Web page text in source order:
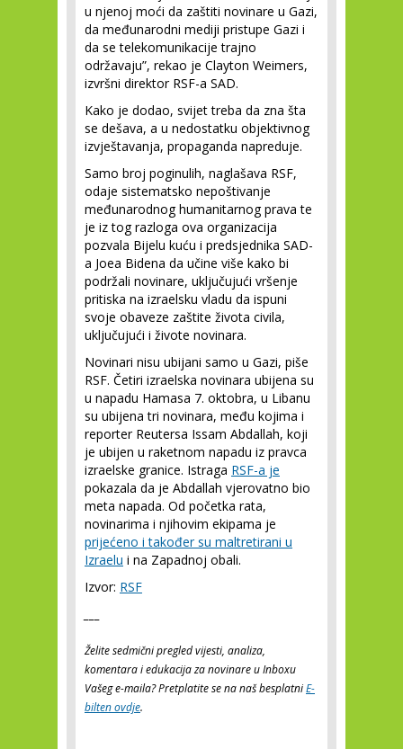
u njenoj moći da zaštiti novinare u Gazi,
da međunarodni mediji pristupe Gazi i
da se telekomunikacije trajno
održavaju”, rekao je Clayton Weimers,
izvršni direktor RSF-a SAD.
Kako je dodao, svijet treba da zna šta
se dešava, a u nedostatku objektivnog
izvještavanja, propaganda napreduje.
Samo broj poginulih, naglašava RSF,
odaje sistematsko nepoštivanje
međunarodnog humanitarnog prava te
je iz tog razloga ova organizacija
pozvala Bijelu kuću i predsjednika SAD-
a Joea Bidena da učine više kako bi
podržali novinare, uključujući vršenje
pritiska na izraelsku vladu da ispuni
svoje obaveze zaštite života civila,
uključujući i živote novinara.
Novinari nisu ubijani samo u Gazi, piše
RSF. Četiri izraelska novinara ubijena su
u napadu Hamasa 7. oktobra, u Libanu
su ubijena tri novinara, među kojima i
reporter Reutersa Issam Abdallah, koji
je ubijen u raketnom napadu iz pravca
izraelske granice. Istraga RSF-a je
pokazala da je Abdallah vjerovatno bio
meta napada. Od početka rata,
novinarima i njihovim ekipama je
prijećeno i također su maltretirani u
Izraelu i na Zapadnoj obali.
Izvor: RSF
Želite sedmični pregled vijesti, analiza,
komentara i edukacija za novinare u Inboxu
Vašeg e-maila? Pretplatite se na naš besplatniE-
bilten ovdje.